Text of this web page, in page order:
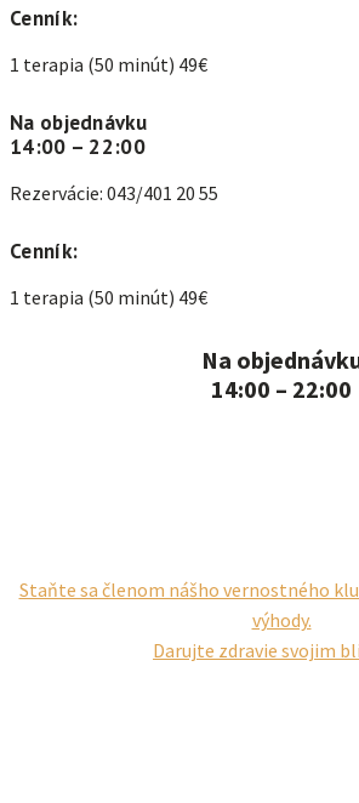
Cenník:
1 terapia (50 minút) 49€
Na objednávku
14:00 – 22:00
Rezervácie: 043/401 20 55
Cenník:
1 terapia (50 minút) 49€
Na
14:00 – 22:00
Staňte sa členom nášho vernostného
výhody.
Darujte zdravie svojim